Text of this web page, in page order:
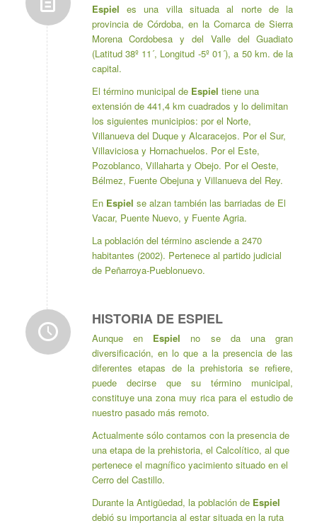
Espiel es una villa situada al norte de la
provincia de Córdoba, en la Comarca de Sierra
Morena Cordobesa y del Valle del Guadiato
(Latitud 38º 11´, Longitud -5º 01´), a 50 km. de la
capital.
El término municipal de Espiel tiene una
extensión de 441,4 km cuadrados y lo delimitan
los siguientes municipios: por el Norte,
Villanueva del Duque y Alcaracejos. Por el Sur,
Villaviciosa y Hornachuelos. Por el Este,
Pozoblanco, Villaharta y Obejo. Por el Oeste,
Bélmez, Fuente Obejuna y Villanueva del Rey.
En Espiel se alzan también las barriadas de El
Vacar, Puente Nuevo, y Fuente Agria.
La población del término asciende a 2470
habitantes (2002). Pertenece al partido judicial
de Peñarroya-Pueblonuevo.
HISTORIA DE ESPIEL
Aunque en Espiel no se da una gran
diversificación, en lo que a la presencia de las
diferentes etapas de la prehistoria se refiere,
puede decirse que su término municipal,
constituye una zona muy rica para el estudio de
nuestro pasado más remoto.
Actualmente sólo contamos con la presencia de
una etapa de la prehistoria, el Calcolítico, al que
pertenece el magnífico yacimiento situado en el
Cerro del Castillo.
Durante la Antigüedad, la población de Espiel
debió su importancia al estar situada en la ruta